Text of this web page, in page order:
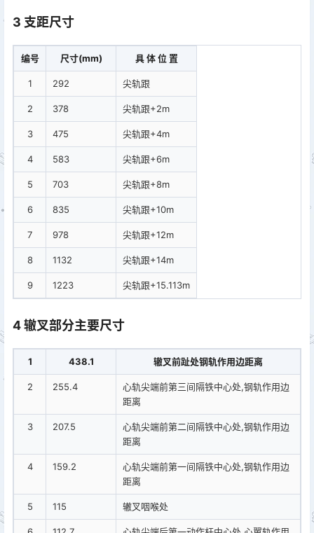
3 支距尺寸
编号 尺寸(mm) 具 体 位 置
1 292 尖轨跟
2 378 尖轨跟+2m
3 475 尖轨跟+4m
4 583 尖轨跟+6m
5 703 尖轨跟+8m
6 835 尖轨跟+10m
7 978 尖轨跟+12m
8 1132 尖轨跟+14m
9 1223 尖轨跟+15.113m
4 辙叉部分主要尺寸
1 438.1 辙叉前趾处钢轨作用边距离
2 255.4
心轨尖端前第三间隔铁中心处,钢轨作用边
距离
3 207.5
心轨尖端前第二间隔铁中心处,钢轨作用边
距离
4 159.2
心轨尖端前第一间隔铁中心处,钢轨作用边
距离
5 115 辙叉咽喉处